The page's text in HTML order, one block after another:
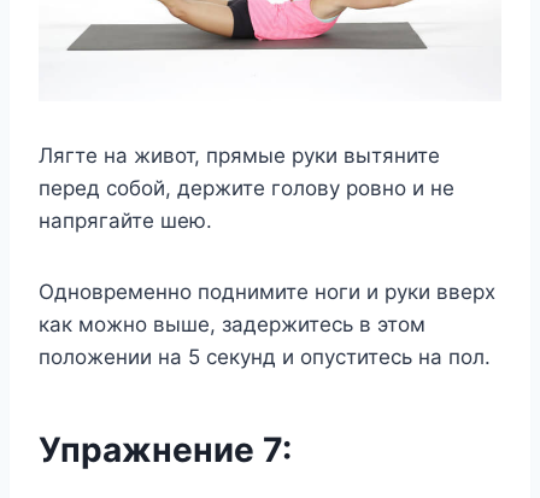
Лягте на живот, прямые руки вытяните
перед собой, держите голову ровно и не
напрягайте шею.
Одновременно поднимите ноги и руки вверх
как можно выше, задержитесь в этом
положении на 5 секунд и опуститесь на пол.
Упражнение 7: